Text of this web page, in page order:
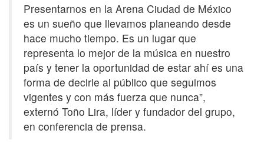
Presentarnos en la Arena Ciudad de México
es un sueño que llevamos planeando desde
hace mucho tiempo. Es un lugar que
representa lo mejor de la música en nuestro
país y tener la oportunidad de estar ahí es una
forma de decirle al público que seguimos
vigentes y con más fuerza que nunca”,
externó Toño Lira, líder y fundador del grupo,
en conferencia de prensa.